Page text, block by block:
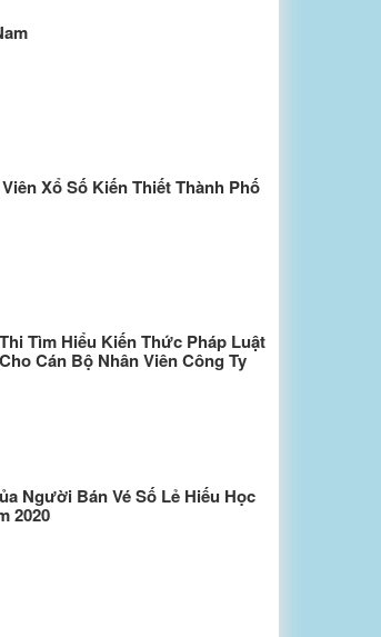
Xổ Số Kiến Thiết Thành Phố
Tìm Hiểu Kiến Thức Pháp Luật
Cán Bộ Nhân Viên Công Ty
Người Bán Vé Số Lẻ Hiếu Học
2020